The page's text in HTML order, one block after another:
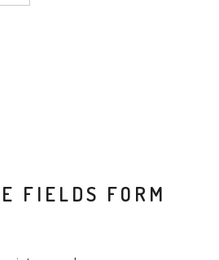
FIELDS FORM